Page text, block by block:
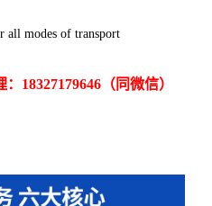
modes of transport
18327179646（同微信）